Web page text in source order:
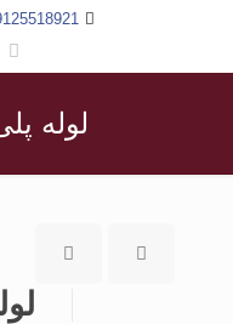
لوله